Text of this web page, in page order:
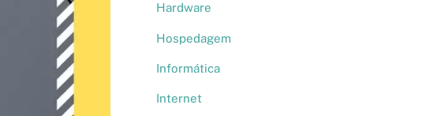
Hardware
Hospedagem
Informática
Internet